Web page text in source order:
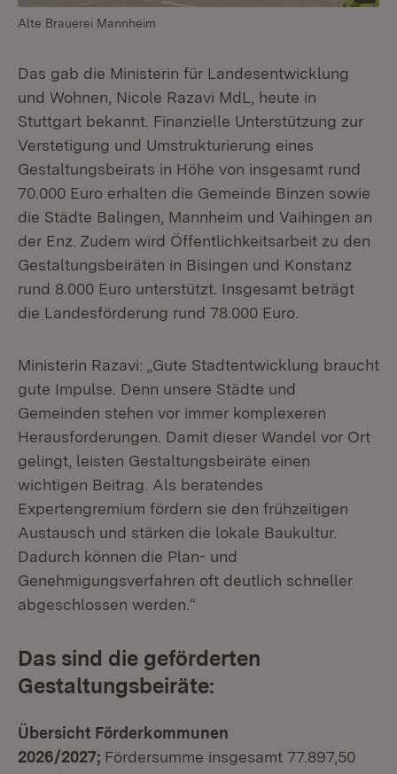
Alte Brauerei Mannheim
Das gab die Ministerin für Landesentwicklung
und Wohnen, Nicole Razavi MdL, heute in
Stuttgart bekannt. Finanzielle Unterstützung zur
Verstetigung und Umstrukturierung eines
Gestaltungsbeirats in Höhe von insgesamt rund
70.000 Euro erhalten die Gemeinde Binzen sowie
die Städte Balingen, Mannheim und Vaihingen an
der Enz. Zudem wird Öffentlichkeitsarbeit zu den
Gestaltungsbeiräten in Bisingen und Konstanz
rund 8.000 Euro unterstützt. Insgesamt beträgt
die Landesförderung rund 78.000 Euro.
Ministerin Razavi: „Gute Stadtentwicklung braucht
gute Impulse. Denn unsere Städte und
Gemeinden stehen vor immer komplexeren
Herausforderungen. Damit dieser Wandel vor Ort
gelingt, leisten Gestaltungsbeiräte einen
wichtigen Beitrag. Als beratendes
Expertengremium fördern sie den frühzeitigen
Austausch und stärken die lokale Baukultur.
Dadurch können die Plan- und
Genehmigungsverfahren oft deutlich schneller
abgeschlossen werden.“
Das sind die geförderten
Gestaltungsbeiräte:
Übersicht Förderkommunen
2026/2027; Fördersumme insgesamt 77.897,50